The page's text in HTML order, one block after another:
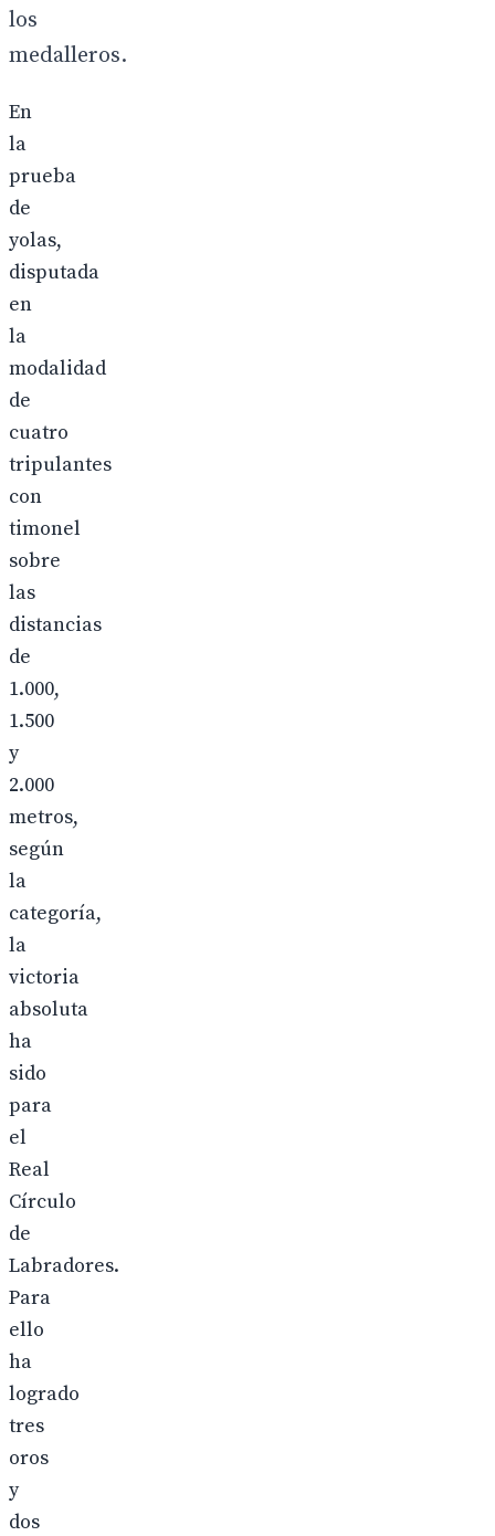
los
medalleros.
En
la
prueba
de
yolas,
disputada
en
la
modalidad
de
cuatro
tripulantes
con
timonel
sobre
las
distancias
de
1.000,
1.500
y
2.000
metros,
según
la
categoría,
la
victoria
absoluta
ha
sido
para
el
Real
Círculo
de
Labradores.
Para
ello
ha
logrado
tres
oros
y
dos